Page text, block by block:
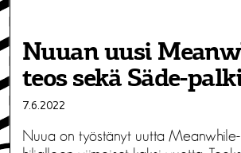
Nuuan uusi
teos sekä Säde-
7.6.2022
Nuua on työstänyt uutta Meanwhile-